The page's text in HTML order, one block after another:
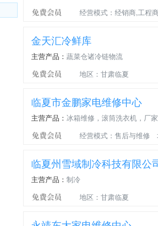
经营模式：经销商,工程
金天汇冷鲜库
主营产品： 蔬菜仓诸冷链物流
地区：甘肃临夏
临夏市金鹏家电维修中心
主营产品： 冰箱维修，滚筒洗衣机，厂
经营模式：售后与维修
临夏州雪域制冷科技有限公
主营产品： 制冷
地区：甘肃临夏